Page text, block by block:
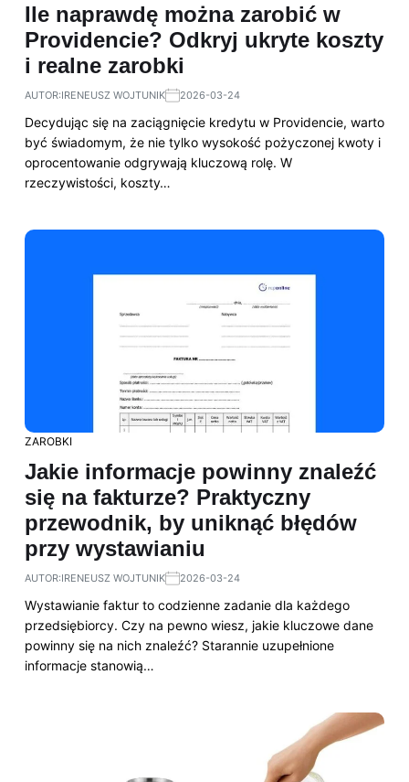
Ile naprawdę można zarobić w
Providencie? Odkryj ukryte koszty
i realne zarobki
AUTOR:IRENEUSZ WOJTUNIK 2026-03-24
Decydując się na zaciągnięcie kredytu w Providencie, warto
być świadomym, że nie tylko wysokość pożyczonej kwoty i
oprocentowanie odgrywają kluczową rolę. W
rzeczywistości, koszty…
ZAROBKI
Jakie informacje powinny znaleźć
się na fakturze? Praktyczny
przewodnik, by uniknąć błędów
przy wystawianiu
AUTOR:IRENEUSZ WOJTUNIK 2026-03-24
Wystawianie faktur to codzienne zadanie dla każdego
przedsiębiorcy. Czy na pewno wiesz, jakie kluczowe dane
powinny się na nich znaleźć? Starannie uzupełnione
informacje stanowią…